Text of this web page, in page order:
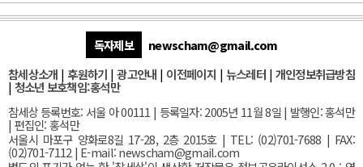
독자제보
newscham@gmail.com
참세상소개 | 후원하기 |광고안내 | 이전페이지 | 뉴스레터| 개인정보취급방침
| 청소년 보호책임:홍석만
참세상 등록번호: 서울 아 00111 | 등록일자: 2005년 11월 8일 | 발행인: 홍석만
| 편집인: 홍석만
서울시 마포구 양화로8길 17-28, 2층 2015호| TEL: (02)701-7688 | FAX:
(02)701-7112 | E-mail:newscham@gmail.com